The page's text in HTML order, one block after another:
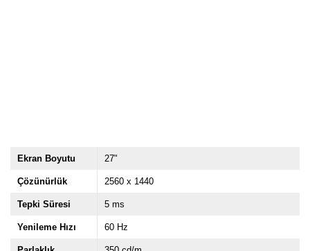
Ekran Boyutu 27"
Çözünürlük 2560 x 1440
Tepki Süresi 5 ms
Yenileme Hızı 60 Hz